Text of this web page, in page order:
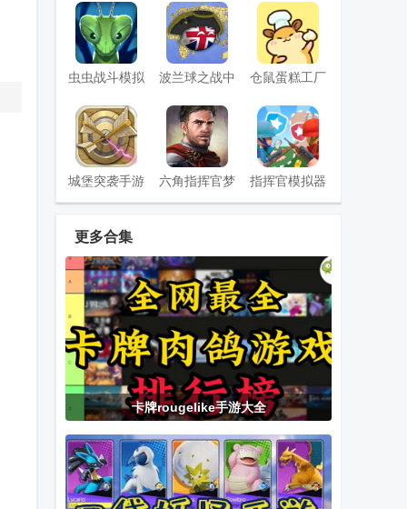
虫虫战斗模拟
器2免费修改
版
波兰球之战中
文最新版
仓鼠蛋糕工厂
免广告版
城堡突袭手游
六角指挥官梦
幻英雄辅助菜
指挥官模拟器
免广告版
基辅罗斯
Rubylands岛
屿王国内购版
中文版
坚守阵地2手
游
噤声寻宝记卡
牌构筑桌游
口袋妖怪钻石
游戏移植版
我的世界真正
的凋零风暴模
组手机版
账单必须支付
把钱花光免广
泽塔升华器模
更多合集
卡牌rougelike手游大全